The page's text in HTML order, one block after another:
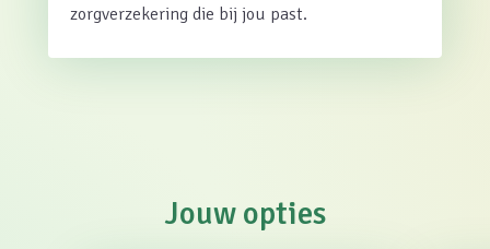
zorgverzekering die bij jou past.
Jouw opties